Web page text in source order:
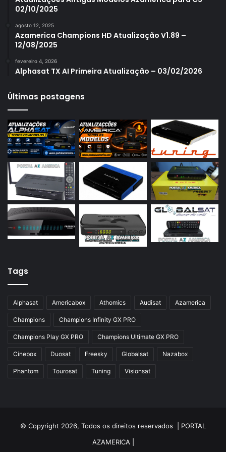
Azamerica S1007 New
Azamerica S1009
Azamerica S2005
Azamerica S2010
Azamerica S2015
Azamerica S922
Azamerica S922 Mini
Azamerica S928
Azamerica Silver
Azamerica Silver GX PRO
Azamerica Silver IPTV
Azbox Like
Azfox
Azgold
Azplus
Azsat
Blade B1
Champions
02/10/2025
agosto 12, 2025
Azamerica Champions HD Atualização V1.89 –
12/08/2025
fevereiro 4, 2026
Alphasat TX AI Primeira Atualização – 03/02/2026
Últimas postagens
Tags
Alphasat Americabox Athomics Audisat Azamerica
Champions Champions Infinity GX PRO
Champions Play GX PRO Champions Ultimate GX PRO
Cinebox Duosat Freesky Globalsat Nazabox
Phantom Tourosat Tuning Visionsat
© Copyright 2026, Todos os direitos reservados | PORTAL
AZAMERICA|